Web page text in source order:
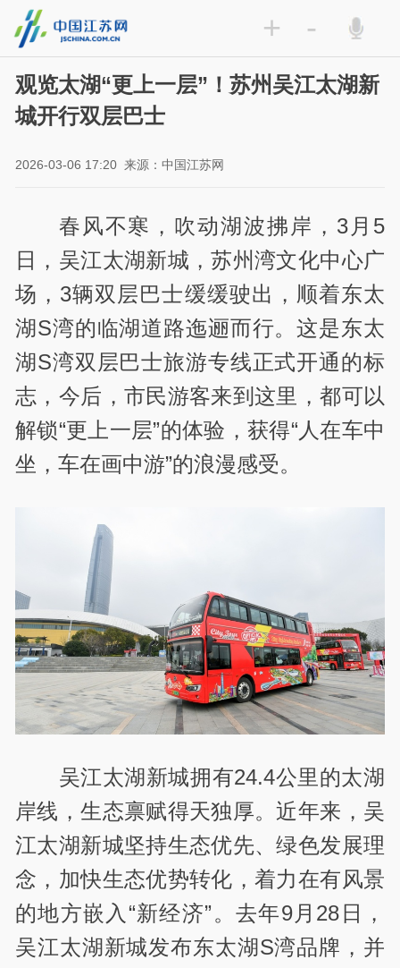
+ -
观览太湖“更上一层”！苏州吴江太湖新
城开行双层巴士
2026-03-06 17:20 来源：中国江苏网
春风不寒，吹动湖波拂岸，3月5
日，吴江太湖新城，苏州湾文化中心广
场，3辆双层巴士缓缓驶出，顺着东太
湖S湾的临湖道路迤逦而行。这是东太
湖S湾双层巴士旅游专线正式开通的标
志，今后，市民游客来到这里，都可以
解锁“更上一层”的体验，获得“人在车中
坐，车在画中游”的浪漫感受。
吴江太湖新城拥有24.4公里的太湖
岸线，生态禀赋得天独厚。近年来，吴
江太湖新城坚持生态优先、绿色发展理
念，加快生态优势转化，着力在有风景
的地方嵌入“新经济”。去年9月28日，
吴江太湖新城发布东太湖S湾品牌，并